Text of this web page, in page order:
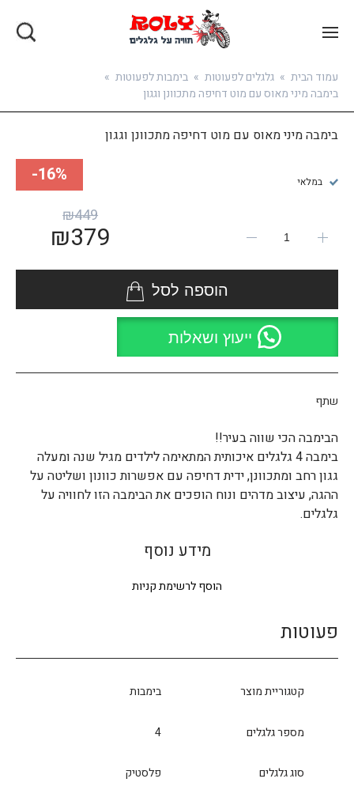
בואו להירשם
עמוד הבית » גלגלים לפעוטות » בימבות לפעוטות »
בימבה מיני מאוס עם מוט דחיפה מתכוונן וגגון
בימבה מיני מאוס עם מוט דחיפה מתכוונן וגגון
16%- במלאי
₪449
₪379
הוספה לסל
ייעוץ ושאלות
שתף
הבימבה הכי שווה בעיר!!
בימבה 4 גלגלים איכותית המתאימה לילדים מגיל שנה ומעלה
גגון רחב ומתכוונן, ידית דחיפה עם אפשרות כוונון ושליטה על
ההגה, עיצוב מדהים ונוח הופכים את הבימבה הזו לחוויה על
גלגלים.
מידע נוסף
הוסף לרשימת קניות
פעוטות
קטגוריית מוצר בימבות
מספר גלגלים 4
סוג גלגלים פלסטיק